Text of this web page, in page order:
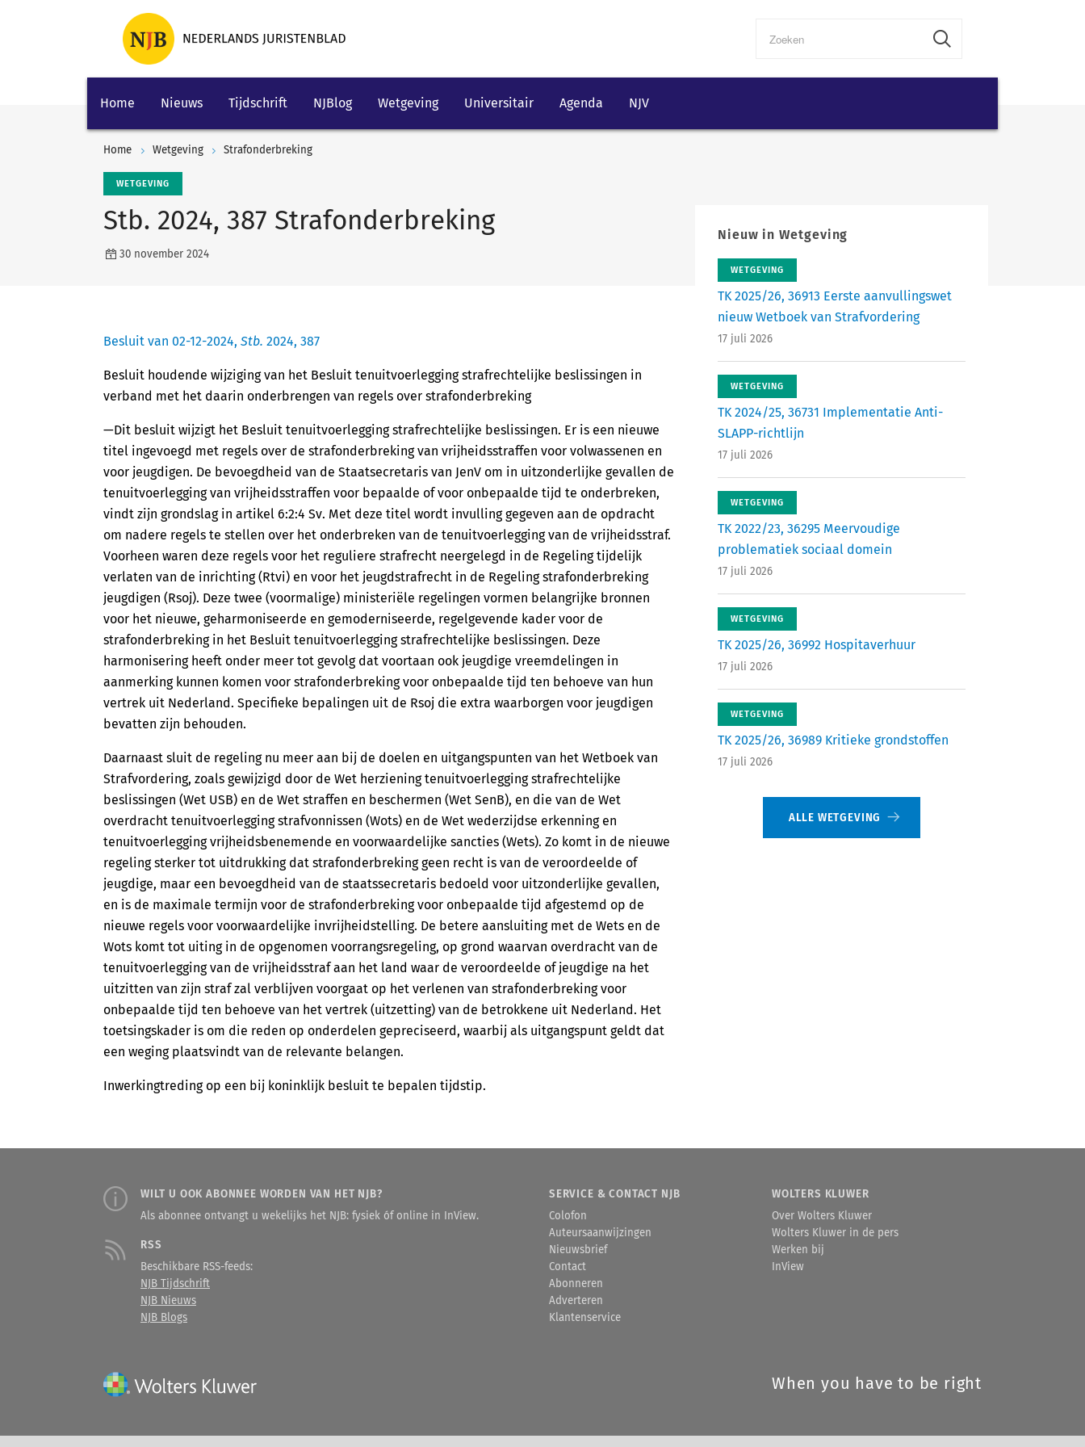
Home Nieuws Tijdschrift NJBlog Wetgeving Universitair Agenda NJV
Home Wetgeving Strafonderbreking
WETGEVING
Stb. 2024, 387 Strafonderbreking
30 november 2024
Besluit van 02-12-2024, Stb. 2024, 387
Besluit houdende wijziging van het Besluit tenuitvoerlegging strafrechtelijke beslissingen in
verband met het daarin onderbrengen van regels over strafonderbreking
—Dit besluit wijzigt het Besluit tenuitvoerlegging strafrechtelijke beslissingen. Er is een nieuwe
titel ingevoegd met regels over de strafonderbreking van vrijheidsstraffen voor volwassenen en
voor jeugdigen. De bevoegdheid van de Staatsecretaris van JenV om in uitzonderlijke gevallen de
tenuitvoerlegging van vrijheidsstraffen voor bepaalde of voor onbepaalde tijd te onderbreken,
vindt zijn grondslag in artikel 6:2:4 Sv. Met deze titel wordt invulling gegeven aan de opdracht
om nadere regels te stellen over het onderbreken van de tenuitvoerlegging van de vrijheidsstraf.
Voorheen waren deze regels voor het reguliere strafrecht neergelegd in de Regeling tijdelijk
verlaten van de inrichting (Rtvi) en voor het jeugdstrafrecht in de Regeling strafonderbreking
jeugdigen (Rsoj). Deze twee (voormalige) ministeriële regelingen vormen belangrijke bronnen
voor het nieuwe, geharmoniseerde en gemoderniseerde, regelgevende kader voor de
strafonderbreking in het Besluit tenuitvoerlegging strafrechtelijke beslissingen. Deze
harmonisering heeft onder meer tot gevolg dat voortaan ook jeugdige vreemdelingen in
aanmerking kunnen komen voor strafonderbreking voor onbepaalde tijd ten behoeve van hun
vertrek uit Nederland. Specifieke bepalingen uit de Rsoj die extra waarborgen voor jeugdigen
bevatten zijn behouden.
Daarnaast sluit de regeling nu meer aan bij de doelen en uitgangspunten van het Wetboek van
Strafvordering, zoals gewijzigd door de Wet herziening tenuitvoerlegging strafrechtelijke
beslissingen (Wet USB) en de Wet straffen en beschermen (Wet SenB), en die van de Wet
overdracht tenuitvoerlegging strafvonnissen (Wots) en de Wet wederzijdse erkenning en
tenuitvoerlegging vrijheidsbenemende en voorwaardelijke sancties (Wets). Zo komt in de nieuwe
regeling sterker tot uitdrukking dat strafonderbreking geen recht is van de veroordeelde of
jeugdige, maar een bevoegdheid van de staatssecretaris bedoeld voor uitzonderlijke gevallen,
en is de maximale termijn voor de strafonderbreking voor onbepaalde tijd afgestemd op de
nieuwe regels voor voorwaardelijke invrijheidstelling. De betere aansluiting met de Wets en de
Wots komt tot uiting in de opgenomen voorrangsregeling, op grond waarvan overdracht van de
tenuitvoerlegging van de vrijheidsstraf aan het land waar de veroordeelde of jeugdige na het
uitzitten van zijn straf zal verblijven voorgaat op het verlenen van strafonderbreking voor
onbepaalde tijd ten behoeve van het vertrek (uitzetting) van de betrokkene uit Nederland. Het
toetsingskader is om die reden op onderdelen gepreciseerd, waarbij als uitgangspunt geldt dat
een weging plaatsvindt van de relevante belangen.
Inwerkingtreding op een bij koninklijk besluit te bepalen tijdstip.
Nieuw in Wetgeving
WETGEVING
TK 2025/26, 36913 Eerste aanvullingswet
nieuw Wetboek van Strafvordering
17 juli 2026
WETGEVING
TK 2024/25, 36731 Implementatie Anti-
SLAPP-richtlijn
17 juli 2026
WETGEVING
TK 2022/23, 36295 Meervoudige
problematiek sociaal domein
17 juli 2026
WETGEVING
TK 2025/26, 36992 Hospitaverhuur
17 juli 2026
WETGEVING
TK 2025/26, 36989 Kritieke grondstoffen
17 juli 2026
ALLE WETGEVING
WILT U OOK ABONNEE WORDEN VAN HET NJB?
Als abonnee ontvangt u wekelijks het NJB: fysiek óf online in InView.
RSS
Beschikbare RSS-feeds:
NJB Tijdschrift
NJB Nieuws
NJB Blogs
SERVICE & CONTACT NJB
Colofon
Auteursaanwijzingen
Nieuwsbrief
Contact
Abonneren
Adverteren
Klantenservice
WOLTERS KLUWER
Over Wolters Kluwer
Wolters Kluwer in de pers
Werken bij
InView
When you have to be right